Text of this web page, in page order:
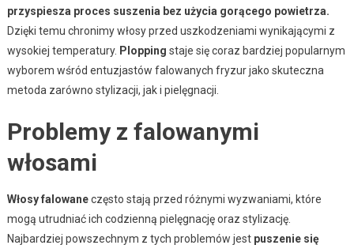
przyspiesza proces suszenia bez użycia gorącego powietrza.
Dzięki temu chronimy włosy przed uszkodzeniami wynikającymi z
wysokiej temperatury. Plopping staje się coraz bardziej popularnym
wyborem wśród entuzjastów falowanych fryzur jako skuteczna
metoda zarówno stylizacji, jak i pielęgnacji.
Problemy z falowanymi
włosami
Włosy falowaneczęsto stają przed różnymi wyzwaniami, które
mogą utrudniać ich codzienną pielęgnację oraz stylizację.
Najbardziej powszechnym z tych problemów jest puszenie się